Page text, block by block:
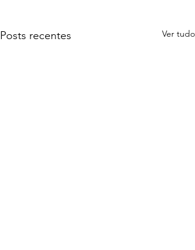
Posts recentes Ver tudo